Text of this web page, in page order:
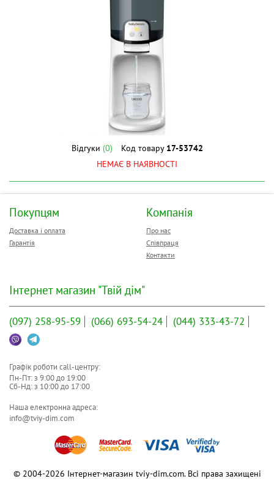
Відгуки (0) Код товару 17-53742
НЕМАЄ В НАЯВНОСТІ
Покупцям
Доставка і оплата
Гарантія
Компанія
Про нас
Співпраця
Контакти
Інтернет магазин "Твій дім"
(097) 258-95-59 (066) 693-54-24 (044) 333-43-72
Графік роботи call-центру:
Пн-Пт: з 9:00до 19:00
Сб-Нд: з 10:00до 17:00
Наша електронна адреса:
info@tviy-dim.com
© 2004-2026 Інтернет-магазин tviy-dim.com. Всі права захищені